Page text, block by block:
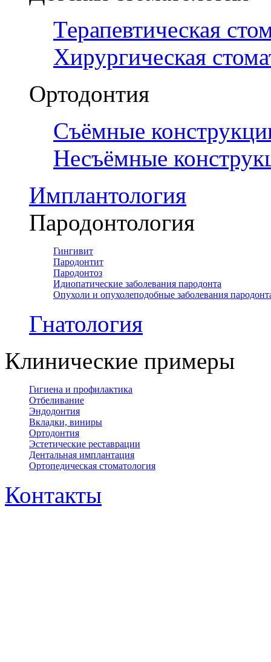
Терапевтическая
Хирургическая
Ортодонтия
Съёмные
Несъёмные
Имплантология
Пародонтология
Гингивит
Пародонтит
Пародонтоз
Идиопатические заболевания пародонта
Опухоли и опухолеподобные заболевания
Гнатология
Клинические примеры
Гигиена и профилактика
Отбеливание
Эндодонтия
Вкладки, виниры
Ортодонтия
Эстетические реставрации
Дентальная имплантация
Ортопедическая cтоматология
Контакты